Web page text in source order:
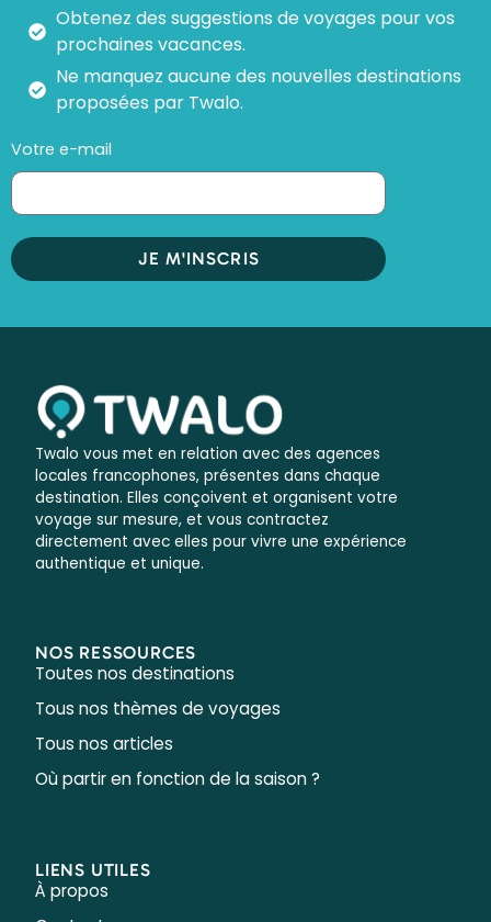
Obtenez des suggestions de voyages pour vos
prochaines vacances.
Ne manquez aucune des nouvelles destinations
proposées par Twalo.
Votre e-mail
JE M'INSCRIS
Twalo vous met en relation avec des agences
locales francophones, présentes dans chaque
destination. Elles conçoivent et organisent votre
voyage sur mesure, et vous contractez
directement avec elles pour vivre une expérience
authentique et unique.
NOS RESSOURCES
Toutes nos destinations
Tous nos thèmes de voyages
Tous nos articles
Où partir en fonction de la saison ?
LIENS UTILES
À propos